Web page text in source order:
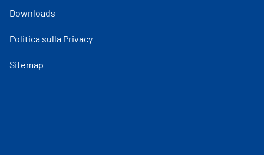
Downloads
Politica sulla Privacy
Sitemap